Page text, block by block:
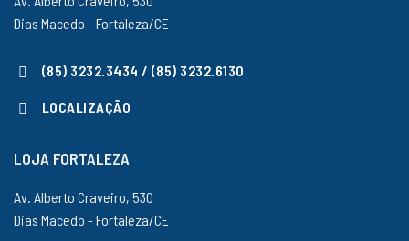
Dias Macedo - Fortaleza/CE
(85) 3232.3434 / (85) 3232.6130
LOCALIZAÇÃO
LOJA FORTALEZA
Av. Alberto Craveiro, 530
Dias Macedo - Fortaleza/CE